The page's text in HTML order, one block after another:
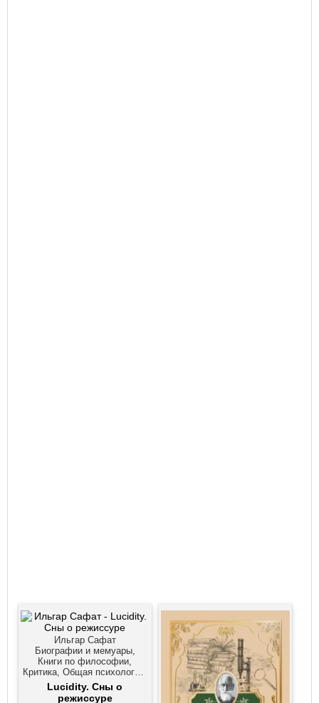
Ильгар Сафат
Биографии и мемуары,
Книги по философии,
Критика, Общая психология,
Публицистика, Религии,
верования, культы,
Lucidity. Cны о
режиссуре